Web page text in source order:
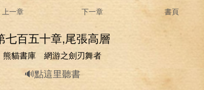
上一章 下一章 書頁
七百五十章,尾張高層
熊貓書庫 網游之劍刃舞者
🔊點這里聽書